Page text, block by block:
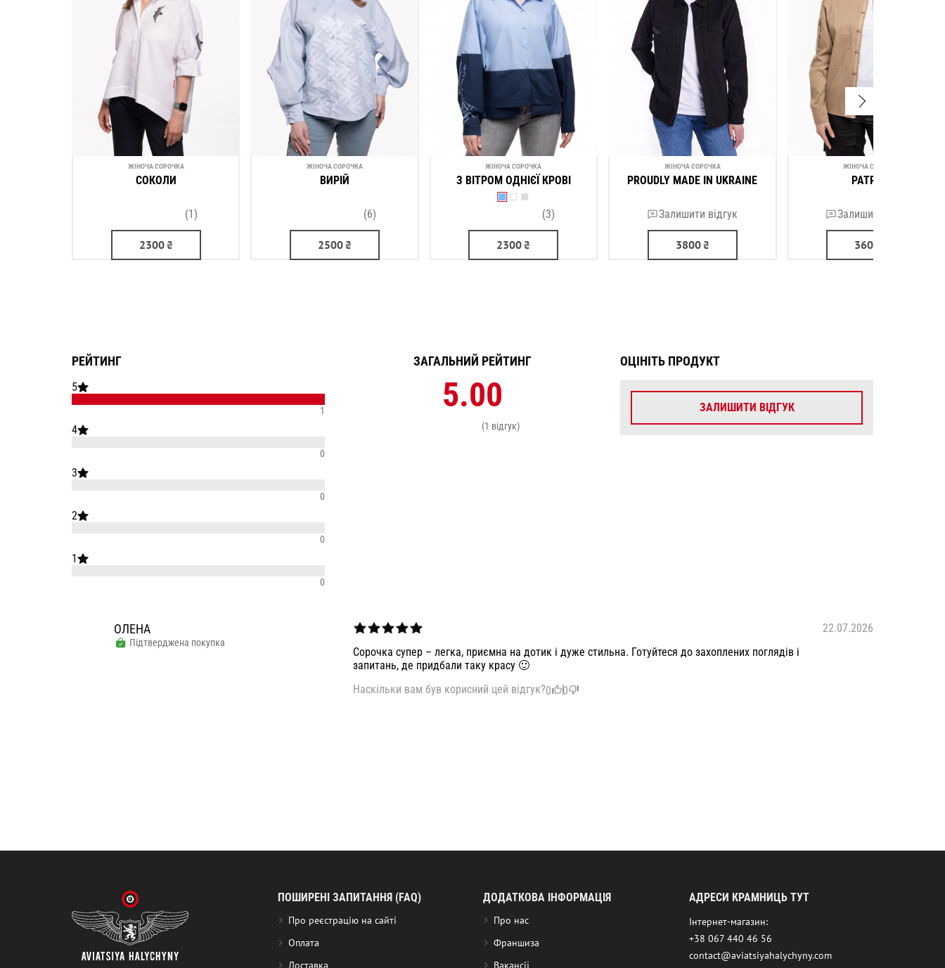
ЖІНОЧА СОРОЧКА
СОКОЛИ
(1)
2300₴
ЖІНОЧА СОРОЧКА
ВИРІЙ
(6)
2500₴
ЖІНОЧА СОРОЧКА
З ВІТРОМ ОДНІЄЇ КРОВІ
(3)
2300₴
ЖІНОЧА СОРОЧКА
PROUDLY MADE IN UKRAINE
Залишити відгук
3800₴
ЖІНОЧА СОРОЧКА
PATRIOT
Залишити відгук
3600
РЕЙТИНГ
5
1
4
0
3
0
2
0
1
0
ЗАГАЛЬНИЙ РЕЙТИНГ
5.00
(1 відгук)
ОЦІНІТЬ ПРОДУКТ
ЗАЛИШИТИ ВІДГУК
ОЛЕНА
Підтверджена покупка
22.07.2026
Сорочка супер – легка, приємна на дотик і дуже стильна. Готуйтеся до захоплених поглядів і
запитань, де придбали таку красу 🙂
Наскільки вам був корисний цей відгук?0 0
ПОШИРЕНІ ЗАПИТАННЯ (FAQ)
Про реєстрацію на сайті
Оплата
Доставка
ДОДАТКОВА ІНФОРМАЦІЯ
Про нас
Франшиза
Вакансії
АДРЕСИ КРАМНИЦЬ ТУТ
Інтернет-магазин:
+38 067 440 46 56
contact@aviatsiyahalychyny.com